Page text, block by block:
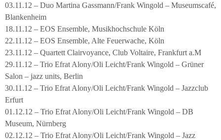
03.11.12 – Duo Martina Gassmann/Frank Wingold – Museumscafé,
Blankenheim
18.11.12 – EOS Ensemble, Musikhochschule Köln
22.11.12 – EOS Ensemble, Alte Feuerwache, Köln
23.11.12 – Quartett Clairvoyance, Club Voltaire, Frankfurt a.M
29.11.12 – Trio Efrat Alony/Oli Leicht/Frank Wingold – Grüner
Salon – jazz units, Berlin
30.11.12 – Trio Efrat Alony/Oli Leicht/Frank Wingold – Jazzclub
Erfurt
01.12.12 – Trio Efrat Alony/Oli Leicht/Frank Wingold – DB
Museum, Nürnberg
02.12.12 – Trio Efrat Alony/Oli Leicht/Frank Wingold – Jazz